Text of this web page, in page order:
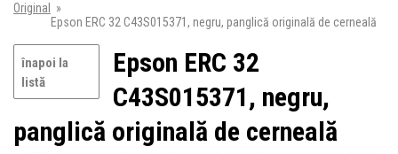
Original
»
Epson ERC 32 C43S015371, negru, panglică originală de cerneală
înapoi la
listă
Epson ERC 32
C43S015371, negru,
panglică originală de cerneală